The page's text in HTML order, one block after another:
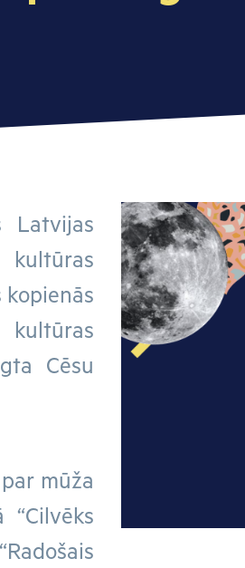
Latvijas
kultūras
Cēsu
mūža